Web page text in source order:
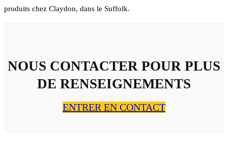
produits chez Claydon, dans le Suffolk.
NOUS CONTACTER POUR PLUS
DE RENSEIGNEMENTS
ENTRER EN CONTACT